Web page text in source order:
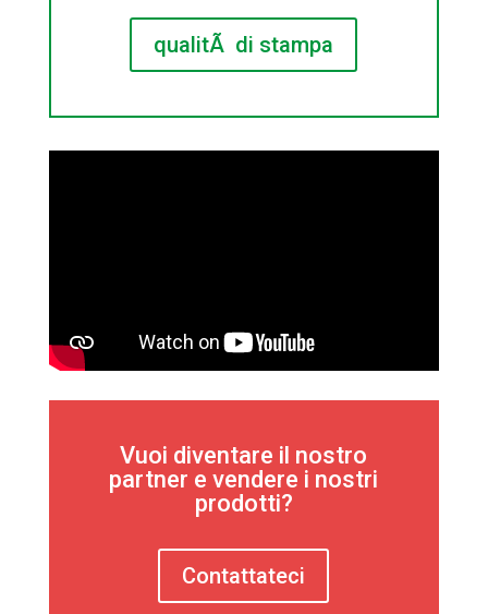
qualitÃ di stampa
Vuoi diventare il nostro
partner e vendere i nostri
prodotti?
Contattateci